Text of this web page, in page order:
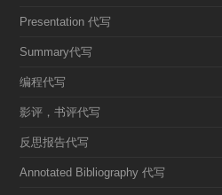
Presentation 代写
Summary代写
编程代写
影评，书评代写
反思报告代写
Annotated Bibliography 代写